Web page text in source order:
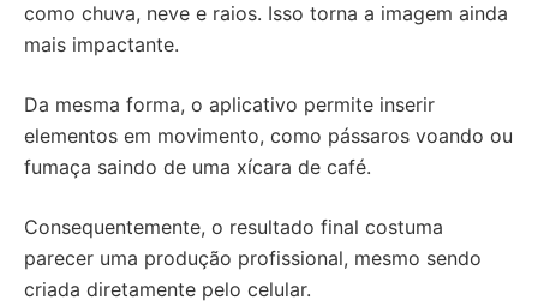
como chuva, neve e raios. Isso torna a imagem ainda
mais impactante.
Da mesma forma, o aplicativo permite inserir
elementos em movimento, como pássaros voando ou
fumaça saindo de uma xícara de café.
Consequentemente, o resultado final costuma
parecer uma produção profissional, mesmo sendo
criada diretamente pelo celular.